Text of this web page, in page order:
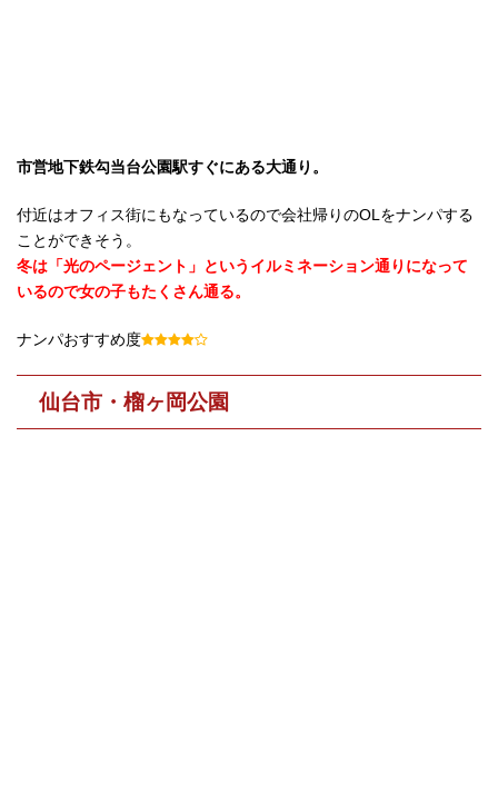
市営地下鉄勾当台公園駅すぐにある大通り。
付近はオフィス街にもなっているので会社帰りのOLをナンパする
ことができそう。
冬は「光のページェント」というイルミネーション通りになって
いるので女の子もたくさん通る。
ナンパおすすめ度
仙台市・榴ヶ岡公園